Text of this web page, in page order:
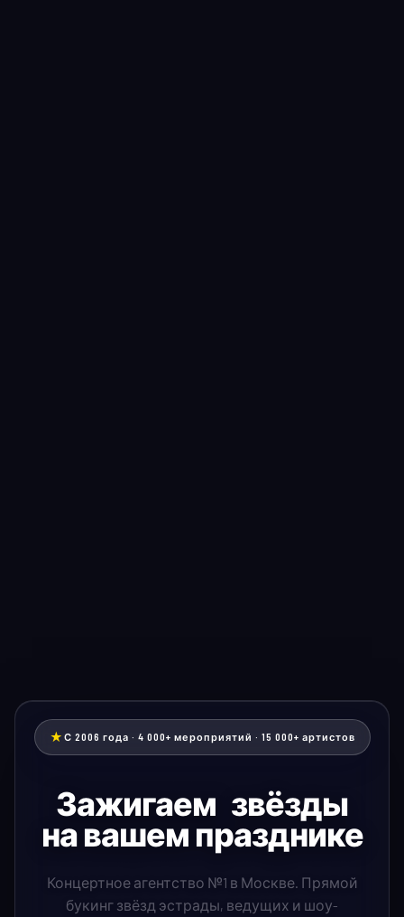
★ С 2006 года · 4 000+ мероприятий · 15 000+ артистов
Зажигаем звёзды
на вашем празднике
Концертное агентство №1 в Москве. Прямой
букинг звёзд эстрады, ведущих и шоу-